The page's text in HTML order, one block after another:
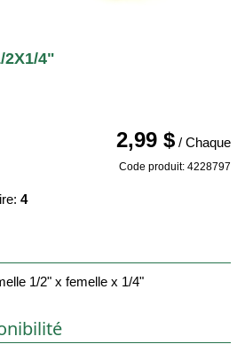
2X1/4"
2,99 $ / Chaque
Code produit: 4228797
4
1/2" x femelle x 1/4"